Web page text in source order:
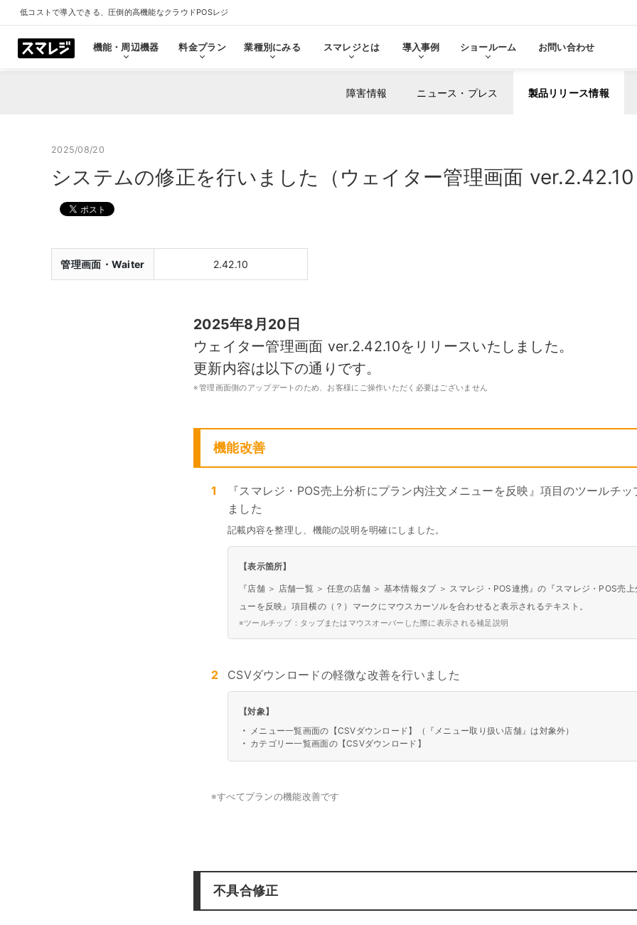
低コストで導入できる、圧倒的高機能なクラウドPOSレジ
機能・周辺機器
機能・周辺機器
キャッシュレス決済
券売機・食券機
拡張機能・
スマレジ・タイムカード連携
スマレジEC
サポート機能
複数店舗管理
小売店向け在庫管理
イベントカレンダー
PL管理
料金プラン
料金プラン
プレミアムプラス
リテールビジネス
その他サー
業種別にみる
業種別にみる
飲食店で使う
美容室・エステで使う イベント・催事で使う 官公庁・地方自治体で使う
スマレジとは
スマレジとは
クラウド型POSの特長とは
安心・安全のサービス保証
導入に
導入事例
導入事例
飲食店
イベント・催事
ル
ショールーム
ショールーム
福岡ショールーム
お問い合わせ
障害情報 ニュース・プレス 製品リリース情報
2025/08/20
システムの修正を行いました（ウェイター管理画面
管理画面・Waiter 2.42.10
2025年8月20日
ウェイター管理画面 ver.2.42.10をリリースいたしました。
更新内容は以下の通りです。
※管理画面側のアップデートのため、お客様にご操作いただく必要はございません
機能改善
1
『スマレジ・POS売上分析にプラン内注文メニューを反映』項目のツールチ
ました
記載内容を整理し、機能の説明を明確にしました。
【表示箇所】
『店舗 ＞ 店舗一覧 ＞ 任意の店舗 ＞ 基本情報タブ ＞ スマレジ・POS連携』の『スマレジ・POS売
ューを反映』項目横の（？）マークにマウスカーソルを合わせると表示されるテキスト。
※ツールチップ：タップまたはマウスオーバーした際に表示される補足説明
2 CSVダウンロードの軽微な改善を行いました
【対象】
・
メニュー一覧画面の【CSVダウンロード】（『メニュー取り扱い店舗』は対象外）
・ カテゴリー一覧画面の【CSVダウンロード】
※すべてプランの機能改善です
不具合修正